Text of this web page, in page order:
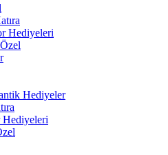
Hediyeleri
Hediyeler